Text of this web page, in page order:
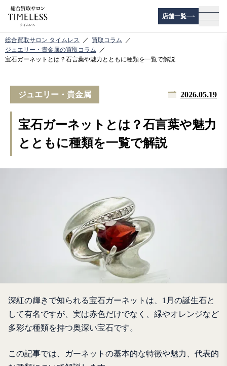
店舗一覧
メニ
総合買取サロン タイムレス
買取コラム
ジュエリー・貴金属の買取コラム
宝石ガーネットとは？石言葉や魅力とともに種類を一覧で解説
ジュエリー・貴金属 2026.05.19
宝石ガーネットとは？石言葉や魅力
とともに種類を一覧で解説
深紅の輝きで知られる宝石ガーネットは、1月の誕生石と
して有名ですが、実は赤色だけでなく、緑やオレンジなど
多彩な種類を持つ奥深い宝石です。
この記事では、ガーネットの基本的な特徴や魅力、代表的